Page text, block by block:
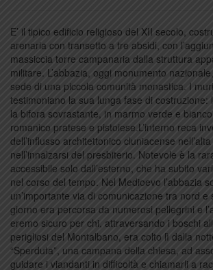
E’ il tipico edificio religioso del XII secolo,
arenaria con transetto a tre absidi, con
massiccia torre campanaria dalla struttura
militare. L’abbazia, oggi monumento
sede di una piccola comunità monastica. I
testimoniano la sua lunga fase di costruzione:
la bifora sovrastante, in marmo verde e
romanico pratese e pistoiese.L’interno reca
dell’influsso architettonico cluniacense
nell’innalzarsi del presbiterio. Notevole è la
accessibile solo dall’esterno, che ha subito
nel corso del tempo. Nel Medioevo l’abbazia
un’importante via di comunicazione tra nord e
giorno era percorsa da numerosi pellegrini e
eremo sicuro per chi, attraversando i boschi
perigliosi del Montalbano, era colto lì dalla
“Sperduta”, una campana della chiesa, ad
guidare i viandanti in difficoltà e chiamarli a